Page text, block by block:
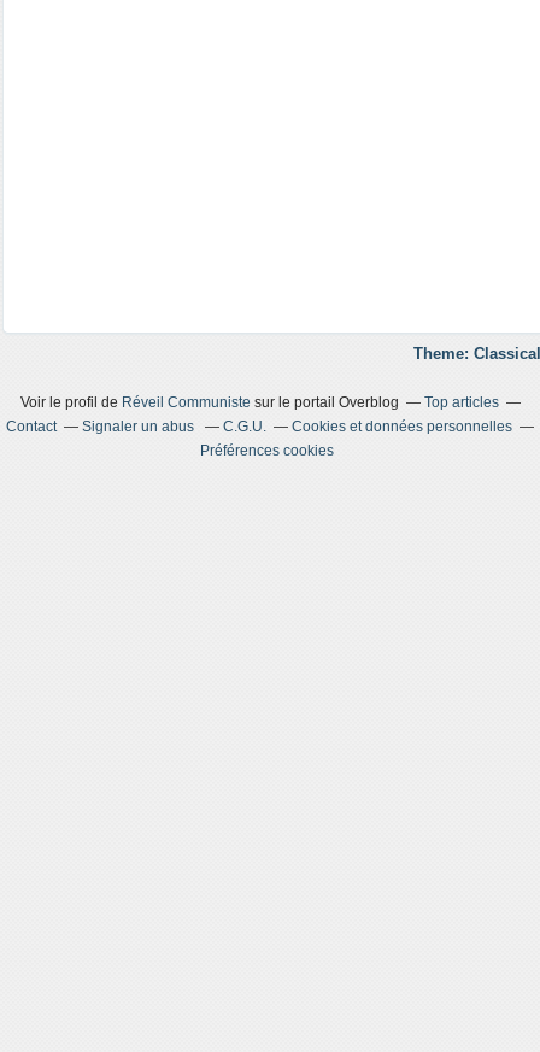
Theme:
Voir le profil de Réveil Communiste sur le portail Overblog
Top articles
Contact
Signaler un abus C.G.U.
Cookies et données personnelles
Préférences cookies